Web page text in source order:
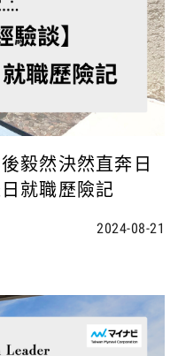
毅然決然直奔日
就職歷險記
2024-08-21